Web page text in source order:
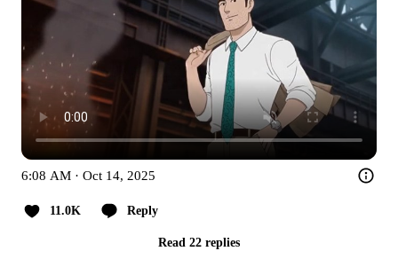
6:08 AM · Oct 14, 2025
11.0K Reply
Read 22 replies